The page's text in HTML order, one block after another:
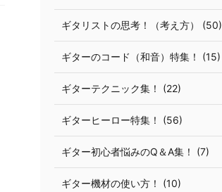
ギタリストの思考！（考え方） (50)
ギターのコード（和音）特集！ (15)
ギターテクニック集！ (22)
ギターヒーロー特集！ (56)
ギター初心者悩みのQ＆A集！ (7)
ギター機材の使い方！ (10)